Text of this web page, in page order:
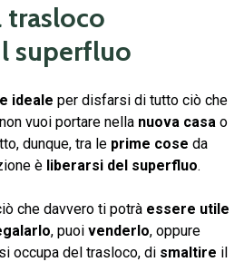
trasloco
superfluo
ideale per disfarsi di tutto ciò che
vuoi portare nella nuova casa o
dunque, tra le prime cose da
è liberarsi del superfluo.
che davvero ti potrà essere utile
, puoi venderlo, oppure
occupa del trasloco, di smaltire il